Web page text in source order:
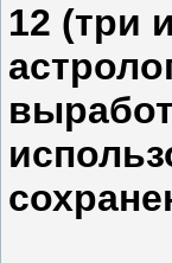
12 (три